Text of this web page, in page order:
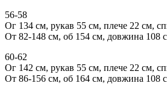
56-58
Ог 134 см, рукав 55 см, плече 22 см,
От 82-148 см, об 154 см, довжина 108
60-62
Ог 142 см, рукав 55 см, плече 22 см,
От 86-156 см, об 164 см, довжина 108